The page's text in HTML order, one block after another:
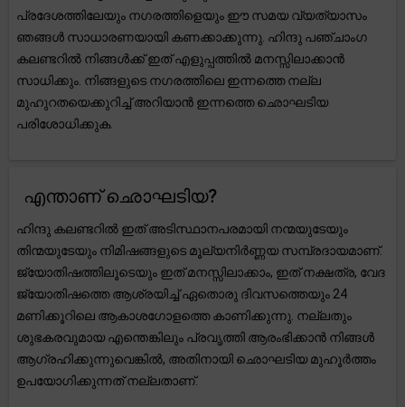
പ്രദേശത്തിലേയും നഗരത്തിളെയും ഈ സമയ വ്യത്യാസം
ഞങ്ങൾ സാധാരണയായി കണക്കാക്കുന്നു. ഹിന്ദു പഞ്ചാംഗ
കലണ്ടറിൽ നിങ്ങൾക്ക് ഇത് എളുപ്പത്തിൽ മനസ്സിലാക്കാൻ
സാധിക്കും. നിങ്ങളുടെ നഗരത്തിലെ ഇന്നത്തെ നല്ല
മുഹുറതയെക്കുറിച്ച് അറിയാൻ ഇന്നത്തെ ഛൊഘടിയ
പരിശോധിക്കുക.
എന്താണ് ഛൊഘടിയ?
ഹിന്ദു കലണ്ടറിൽ ഇത് അടിസ്ഥാനപരമായി നന്മയുടേയും
തിന്മയുടേയും നിമിഷങ്ങളുടെ മൂല്യനിർണ്ണയ സമ്പ്രദായമാണ്.
ജ്യോതിഷത്തിലൂടെയും ഇത് മനസ്സിലാക്കാം, ഇത് നക്ഷത്ര, വേദ
ജ്യോതിഷത്തെ ആശ്രയിച്ച് ഏതൊരു ദിവസത്തെയും 24
മണിക്കൂറിലെ ആകാശഗോളത്തെ കാണിക്കുന്നു. നല്ലതും
ശുഭകരവുമായ എന്തെങ്കിലും പ്രവൃത്തി ആരംഭിക്കാൻ നിങ്ങൾ
ആഗ്രഹിക്കുന്നുവെങ്കിൽ, അതിനായി ഛൊഘടിയ മുഹൂർത്തം
ഉപയോഗിക്കുന്നത് നല്ലതാണ്.